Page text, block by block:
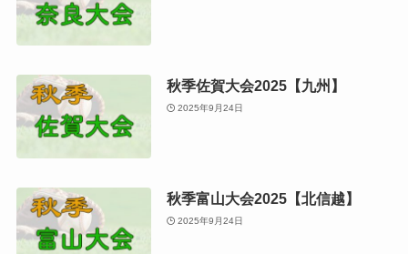
秋季佐賀大会2025【九州】
2025年9月24日
秋季富山大会2025【北信越】
2025年9月24日